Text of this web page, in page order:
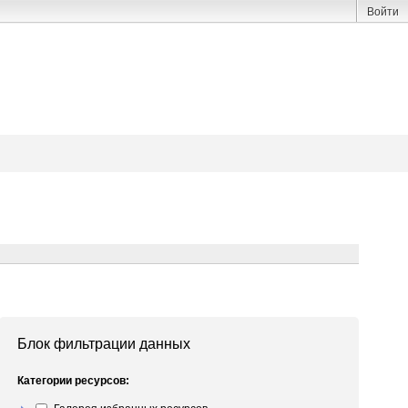
Войти
Блок фильтрации данных
Категории ресурсов: